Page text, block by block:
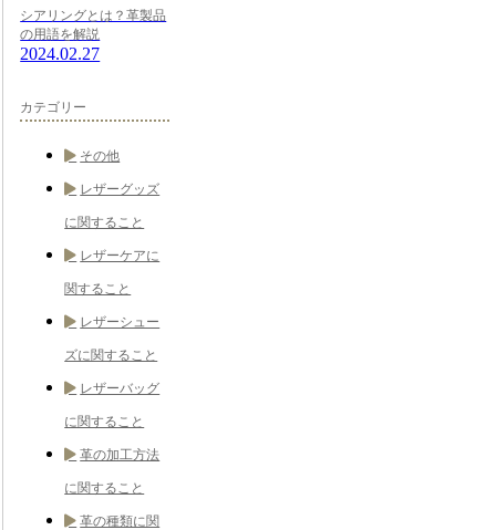
シアリングとは？革製品
の用語を解説
2024.02.27
カテゴリー
その他
レザーグッズ
に関すること
レザーケアに
関すること
レザーシュー
ズに関すること
レザーバッグ
に関すること
革の加工方法
に関すること
革の種類に関